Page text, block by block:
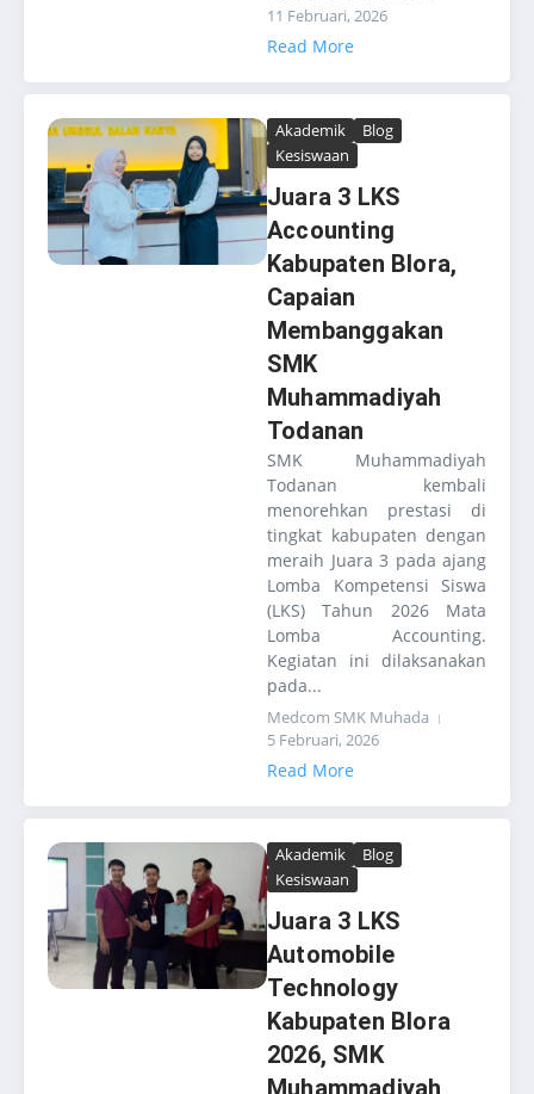
11 Februari, 2026
Read More
Akademik
Blog
Kesiswaan
Juara 3 LKS
Accounting
Kabupaten Blora,
Capaian
Membanggakan
SMK
Muhammadiyah
Todanan
SMK Muhammadiyah
Todanan kembali
menorehkan prestasi di
tingkat kabupaten dengan
meraih Juara 3 pada ajang
Lomba Kompetensi Siswa
(LKS) Tahun 2026 Mata
Lomba Accounting.
Kegiatan ini dilaksanakan
pada...
Medcom SMK Muhada
5 Februari, 2026
Read More
Akademik
Blog
Kesiswaan
Juara 3 LKS
Automobile
Technology
Kabupaten Blora
2026, SMK
Muhammadiyah